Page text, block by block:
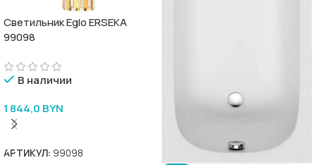
Светильник Eglo ERSEKA
99098
В наличии
1 844,0 BYN
В Корзину
АРТИКУЛ: 99098